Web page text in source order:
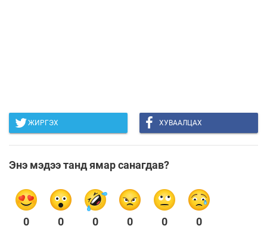
ЖИРГЭХ ХУВААЛЦАХ
Энэ мэдээ танд ямар санагдав?
0 0 0 0 0 0